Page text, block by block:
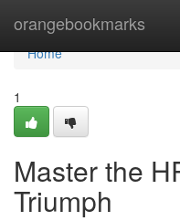
orangebookmarks
Home
Home
1
Master the
Triumph